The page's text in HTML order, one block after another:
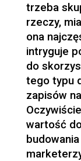
trzeba
rzeczy,
ona
intryguje
do
tego typu
zapisów
wartość